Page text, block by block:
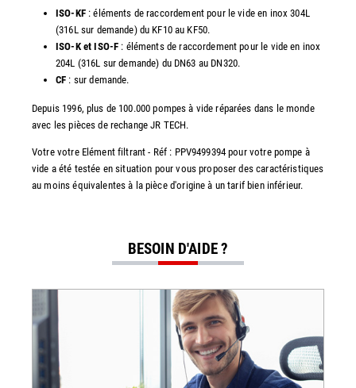
ISO-KF: éléments de raccordement pour le vide en inox 304L
(316L sur demande) du KF10 au KF50.
ISO-K et ISO-F : éléments de raccordement pour le vide en inox
204L (316L sur demande) du DN63 au DN320.
CF : sur demande.
Depuis 1996, plus de 100.000 pompes à vide réparées dans le monde
avec les pièces de rechange JR TECH.
Votre votre Elément filtrant - Réf : PPV9499394 pour votre pompe à
vide a été testée en situation pour vous proposer des caractéristiques
au moins équivalentes à la pièce d'origine à un tarif bien inférieur.
BESOIN D'AIDE ?